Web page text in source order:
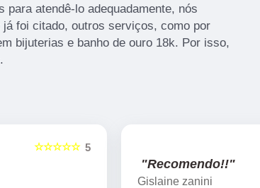
para atendê-lo adequadamente, nós
foi citado, outros serviços, como por
bijuterias e banho de ouro 18k. Por isso,
5
☆☆☆☆☆
"Recomendo!!"
Marcelo Nicchio